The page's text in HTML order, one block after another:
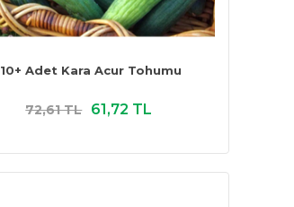
10+ Adet Kara Acur Tohumu
72,61 TL 61,72 TL